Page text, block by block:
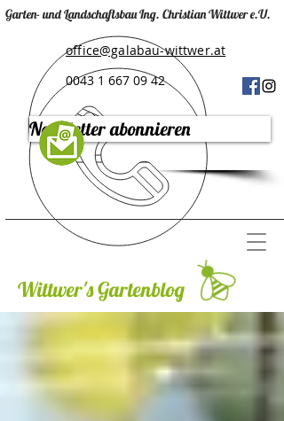
Garten- und Landschaftsbau Ing. Christian Wittwer e.U.
office@galabau-wittwer.at
0043 1 667 09 42
Newsletter abonnieren
Wittwer's Gartenblog